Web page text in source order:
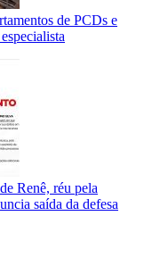
de PCDs e
Renê, réu pela
saída da defesa